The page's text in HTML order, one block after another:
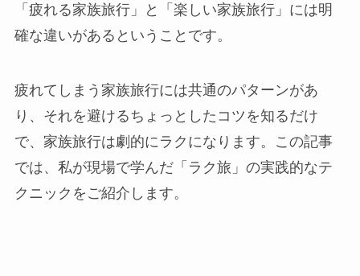
「疲れる家族旅行」と「楽しい家族旅行」には明
確な違いがあるということです。
疲れてしまう家族旅行には共通のパターンがあ
り、それを避けるちょっとしたコツを知るだけ
で、家族旅行は劇的にラクになります。この記事
では、私が現場で学んだ「ラク旅」の実践的なテ
クニックをご紹介します。